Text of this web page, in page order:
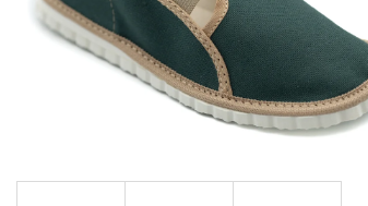
Doporučujeme
DÁMSKÉ BAČKORY MODEL 082